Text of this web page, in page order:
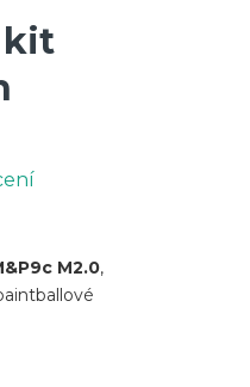
kit
M2.0,